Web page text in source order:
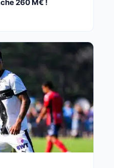
260 M€ !